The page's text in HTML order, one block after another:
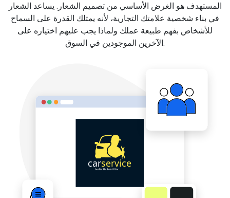
المستهدف هو الغرض الأساسي من تصميم الشعار. يساعد الشعار
في بناء شخصية علامتك التجارية، لأنه يمتلك القدرة على السماح
للأشخاص بفهم طبيعة عملك ولماذا يجب عليهم اختياره على
الآخرين الموجودين في السوق.